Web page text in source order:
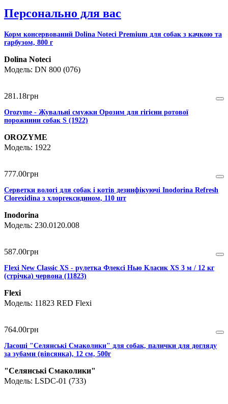
Персонально для вас
Корм консервований Dolina Noteci Premium для собак з качкою та
гарбузом, 800 г
Dolina Noteci
DN 800 (076)
281 .18грн
Orozyme - Жувальні смужки Орозим для гігієни ротової
порожнини собак S (1922)
OROZYME
1922
777.00грн
Серветки вологі для собак і котів дезинфікуючі Inodorina Refresh
Clorexidina з хлоргексидином, 110 шт
Inodorina
230.0120.008
587.00грн
Flexi New Classic XS - рулетка Флексі Нью Класик XS 3 м / 12 кг
(стрічка) червона (11823)
Flexi
11823 RED Flexi
764.00грн
Ласощі "Селянські Смаколики" для собак, палички для догляду
за зубами (вівсянка), 12 см, 500г
"Селянські Смаколики"
LSDC-01 (733)